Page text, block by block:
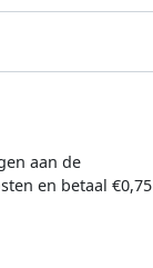
aan de
en betaal €0,75